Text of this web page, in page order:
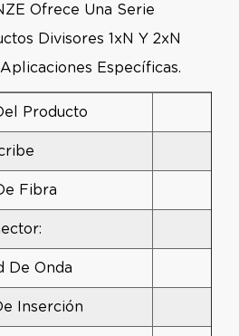
Ofrece Una Serie
Divisores 1xN Y 2xN
Específicas.
Producto
Fibra
De Onda
Inserción